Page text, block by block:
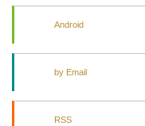
Android
by Email
RSS